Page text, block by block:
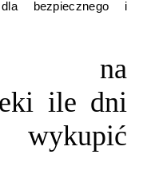
bezpiecznego i
na
ile dni